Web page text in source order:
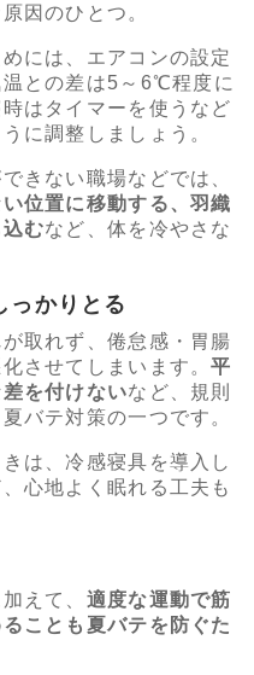
因のひとつ。
には、エアコンの設定
との差は5～6℃程度に
はタイマーを使うなど
に調整しましょう。
きない職場などでは、
位置に移動する、羽織
むなど、体を冷やさな
っかりとる
取れず、倦怠感・胃腸
させてしまいます。平
を付けないなど、規則
バテ対策の一つです。
は、冷感寝具を導入し
心地よく眠れる工夫も
えて、 適度な運動で筋
ことも夏バテを防ぐた